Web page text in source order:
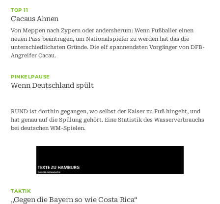
TOP 11
Cacaus Ahnen
Von Meppen nach Zypern oder andersherum: Wenn Fußballer einen
neuen Pass beantragen, um Nationalspieler zu werden hat das die
unterschiedlichsten Gründe. Die elf spannendsten Vorgänger von DFB-
Angreifer Cacau.
PINKELPAUSE
Wenn Deutschland spült
RUND ist dorthin gegangen, wo selbst der Kaiser zu Fuß hingeht, und
hat genau auf die Spülung gehört. Eine Statistik des Wasserverbrauchs
bei deutschen WM-Spielen.
TAKTIK
„Gegen die Bayern so wie Costa Rica“